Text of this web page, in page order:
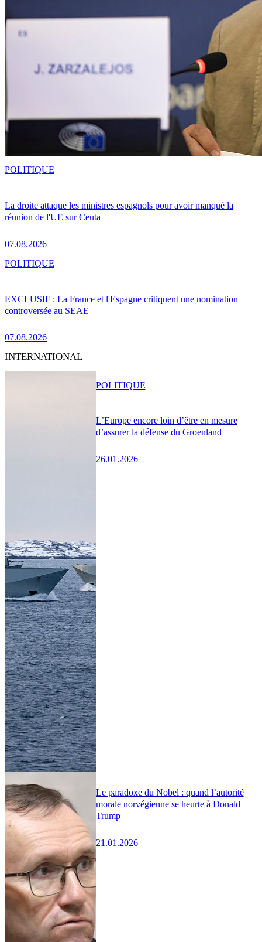
La droite attaque les ministres espagnols pour avoir manqué la
réunion de l'UE sur Ceuta
07.08.2026
POLITIQUE
EXCLUSIF : La France et l'Espagne critiquent une nomination
controversée au SEAE
07.08.2026
POLITIQUE
INTERNATIONAL
L’Europe encore loin d’être en mesure
d’assurer la défense du Groenland
26.01.2026
POLITIQUE
Le paradoxe du Nobel : quand l’autorité
morale norvégienne se heurte à Donald
Trump
21.01.2026